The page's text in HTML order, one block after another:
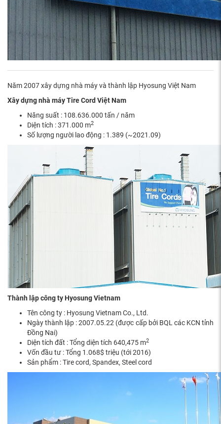
Năm 2007 xây dựng nhà máy và thành lập Hyosung Việt Nam
Xây dựng nhà máy Tire Cord Việt Nam
Năng suất : 108.636.000 tấn / năm
Diện tích : 371.000 m2
Số lượng người lao động : 1.389 (~2021.09)
Thành lập công ty Hyosung Vietnam
Tên công ty : Hyosung Vietnam Co., Ltd.
Ngày thành lập : 2007.05.22 (được cấp bởi BQL các KCN tỉnh
Đồng Nai)
Diện tích đất : Tổng diện tích 640,475 m2
Vốn đầu tư : Tổng 1.068$ triệu (tới 2016)
Sản phẩm : Tire cord, Spandex, Steel cord